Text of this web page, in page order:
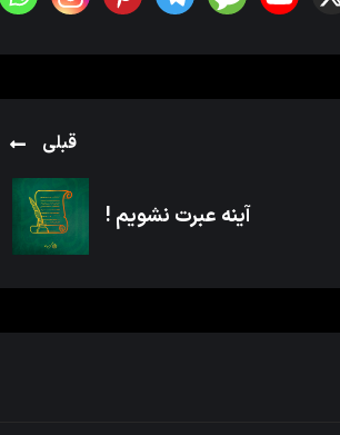
قبلی
آینه عبرت نشویم !